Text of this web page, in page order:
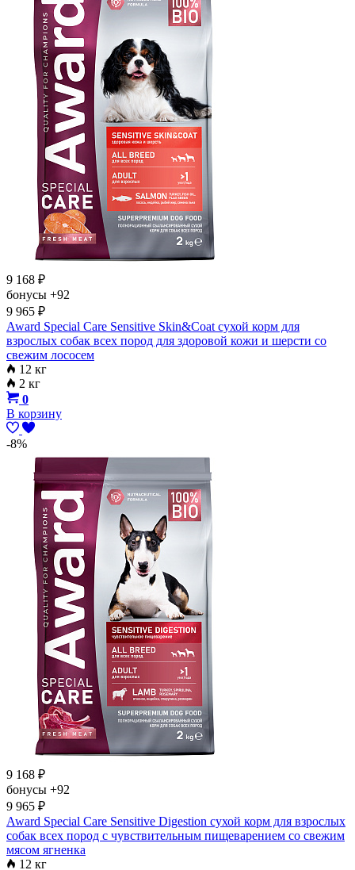
9 168 ₽
бонусы +92
9 965 ₽
Award Special Care Sensitive Skin&Coat сухой корм для
взрослых собак всех пород для здоровой кожи и шерсти со
свежим лососем
12 кг
2 кг
0
В корзину
-8%
9 168 ₽
бонусы +92
9 965 ₽
Award Special Care Sensitive Digestion сухой корм для взрослых
собак всех пород с чувствительным пищеварением со свежим
мясом ягненка
12 кг